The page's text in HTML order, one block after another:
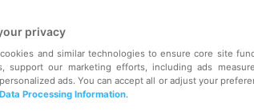
privacy
and similar technologies to ensure core site
support our marketing efforts, including ads
ads. You can accept all or adjust your
Processing Information.